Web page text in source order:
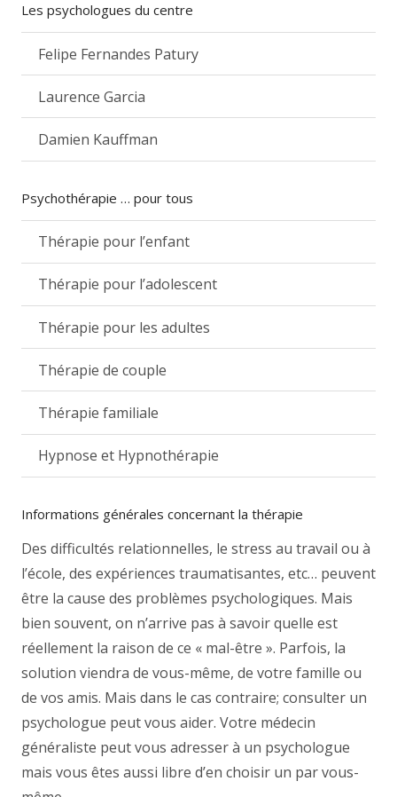
Les psychologues du centre
Felipe Fernandes Patury
Laurence Garcia
Damien Kauffman
Psychothérapie … pour tous
Thérapie pour l’enfant
Thérapie pour l’adolescent
Thérapie pour les adultes
Thérapie de couple
Thérapie familiale
Hypnose et Hypnothérapie
Informations générales concernant la thérapie
Des difficultés relationnelles, le stress au travail ou à
l’école, des expériences traumatisantes, etc… peuvent
être la cause des problèmes psychologiques. Mais
bien souvent, on n’arrive pas à savoir quelle est
réellement la raison de ce « mal-être ». Parfois, la
solution viendra de vous-même, de votre famille ou
de vos amis. Mais dans le cas contraire; consulter un
psychologue peut vous aider. Votre médecin
généraliste peut vous adresser à un psychologue
mais vous êtes aussi libre d’en choisir un par vous-